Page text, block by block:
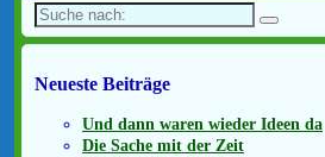
Suche
nach:
Neueste Beiträge
Und dann waren wieder Ideen da
Die Sache mit der Zeit